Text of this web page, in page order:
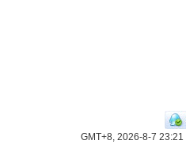
GMT+8, 2026-8-7 23:21